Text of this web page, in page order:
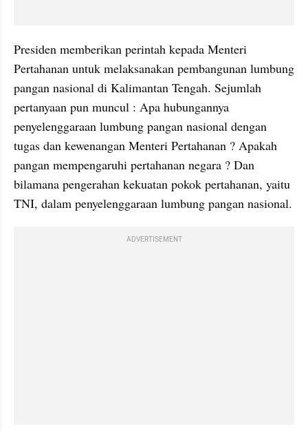
Presiden memberikan perintah kepada Menteri
Pertahanan untuk melaksanakan pembangunan lumbung
pangan nasional di Kalimantan Tengah. Sejumlah
pertanyaan pun muncul : Apa hubungannya
penyelenggaraan lumbung pangan nasional dengan
tugas dan kewenangan Menteri Pertahanan ? Apakah
pangan mempengaruhi pertahanan negara ? Dan
bilamana pengerahan kekuatan pokok pertahanan, yaitu
TNI, dalam penyelenggaraan lumbung pangan nasional.
ADVERTISEMENT